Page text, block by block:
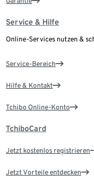
Service & Hilfe
Online-Services nutzen &
Service-Bereich
Hilfe & Kontakt
Tchibo Online-Konto
TchiboCard
Jetzt kostenlos registrieren
Jetzt Vorteile entdecken